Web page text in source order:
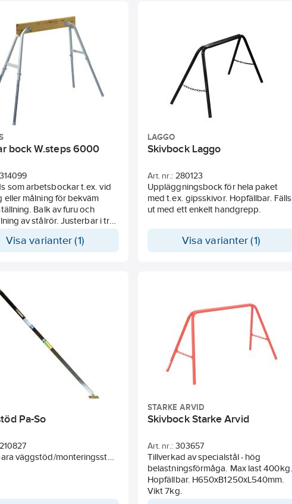
bock W.steps 6000
314099
som arbetsbockar t.ex. vid
eller målning för bekväm
Balk av furu och
av stålrör. Justerbar i tre
parvis. Transportmått:
Visa varianter (1)
LAGGO
Skivbock Laggo
Art. nr.: 280123
Uppläggningsbock för hela paket
med t.ex. gipsskivor. Hopfällbar. Fälls
ut med ett enkelt handgrepp.
Visa varianter (1)
Pa-So
210827
väggstöd/monteringsstöd
som tillfälligt stöd för
STARKE ARVID
Skivbock Starke Arvid
Art. nr.: 303657
Tillverkad av specialstål - hög
belastningsförmåga. Max last 400kg.
Hopfällbar. H650xB1250xL540mm.
Vikt 7kg.